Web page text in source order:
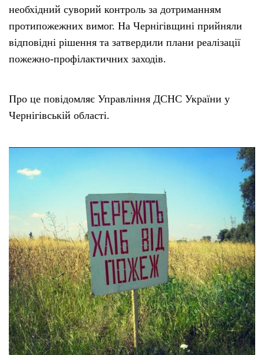
Бюджет
Тендери
Контакти
Редакційна політика
Етичний кодекс
необхідний суворий контроль за дотриманням
протипожежних вимог. На Чернігівщині прийняли
відповідні рішення та затвердили плани реалізації
пожежно-профілактичних заходів.
Про це повідомляє Управління ДСНС України у
Чернігівській області.